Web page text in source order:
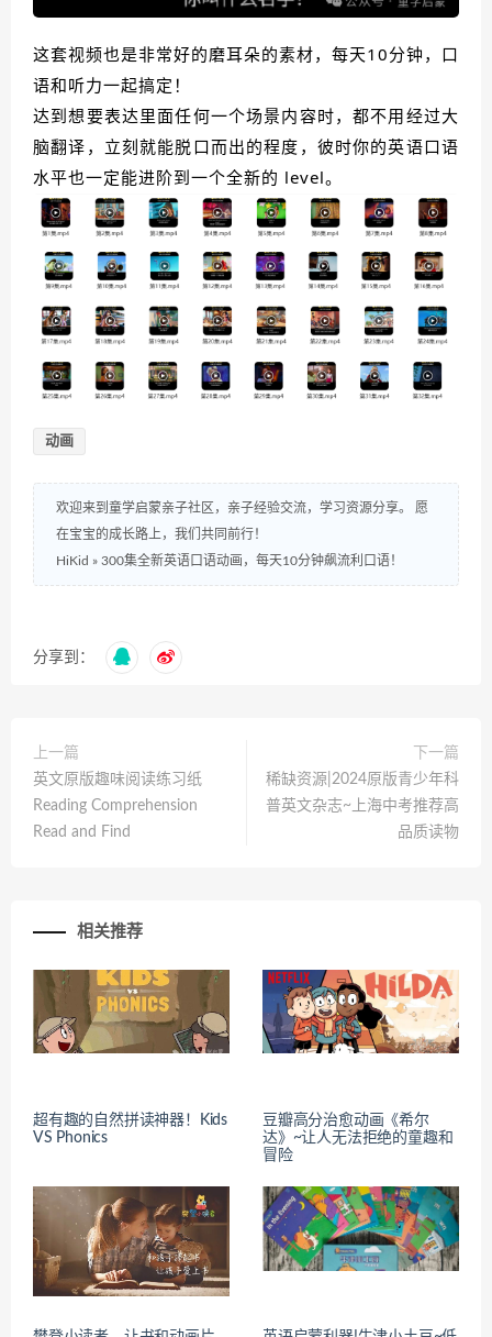
这套视频也是非常好的磨耳朵的素材，每天10分钟，口
语和听力一起搞定！
达到想要表达里面任何一个场景内容时，都不用经过大
脑翻译，立刻就能脱口而出的程度，彼时你的英语口语
水平也一定能进阶到一个全新的 level。
动画
欢迎来到童学启蒙亲子社区，亲子经验交流，学习资源分享。 愿
在宝宝的成长路上，我们共同前行！
HiKid » 300集全新英语口语动画，每天10分钟飙流利口语！
分享到：
上一篇
英文原版趣味阅读练习纸
Reading Comprehension
Read and Find
下一篇
稀缺资源|2024原版青少年科
普英文杂志~上海中考推荐高
品质读物
相关推荐
超有趣的自然拼读神器！Kids
VS Phonics
豆瓣高分治愈动画《希尔
达》~让人无法拒绝的童趣和
冒险